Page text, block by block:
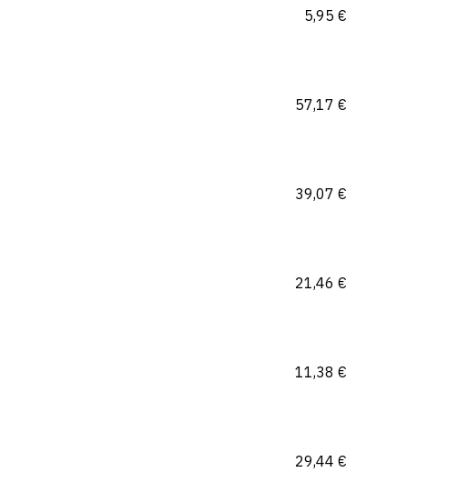
5,95 €
57,17 €
39,07 €
21,46 €
11,38 €
29,44 €